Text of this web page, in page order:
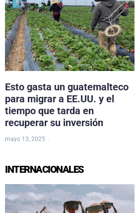
Esto gasta un guatemalteco
para migrar a EE.UU. y el
tiempo que tarda en
recuperar su inversión
mayo 13, 2025
INTERNACIONALES